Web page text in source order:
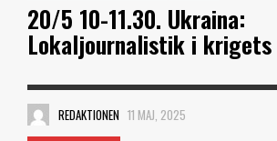
20/5 10-11.30. Ukraina:
Lokaljournalistik i
REDAKTIONEN 11 MAJ, 2025